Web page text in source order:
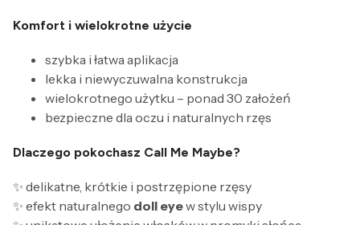
Komfort i wielokrotne użycie
szybka i łatwa aplikacja
lekka i niewyczuwalna konstrukcja
wielokrotnego użytku – ponad 30 założeń
bezpieczne dla oczu i naturalnych rzęs
Dlaczego pokochasz Call Me Maybe?
✨ delikatne, krótkie i postrzępione rzęsy
✨ efekt naturalnego doll eyew stylu wispy